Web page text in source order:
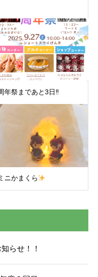
年祭まであと3日‼
ニかまくら
らせ！！